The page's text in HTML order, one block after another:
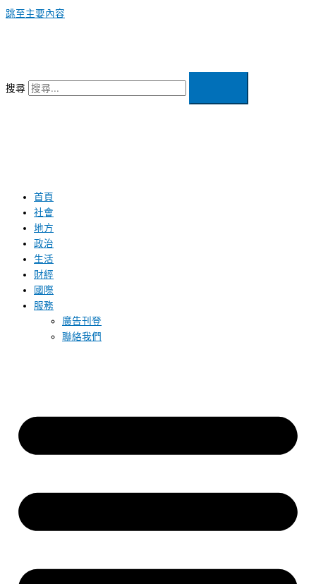
跳至主要內容
搜尋
首頁
社會
地方
政治
生活
財經
國際
服務
廣告刊登
聯絡我們